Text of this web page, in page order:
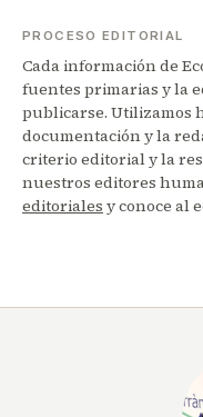
PROCESO EDITORIAL
Cada información de
fuentes primarias y la
publicarse. Utilizamos
documentación y la
criterio editorial y la
nuestros editores
editoriales y conoce al